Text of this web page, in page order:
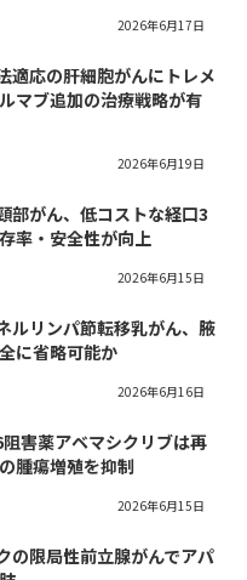
2026年6月17日
適応の肝細胞がんにトレメ
マブ追加の治療戦略が有
2026年6月19日
部がん、低コストな経口3
率・安全性が向上
2026年6月15日
ルリンパ節転移乳がん、腋
に省略可能か
2026年6月16日
阻害薬アベマシクリブは再
腫瘍増殖を抑制
2026年6月15日
の限局性前立腺がんでアパ